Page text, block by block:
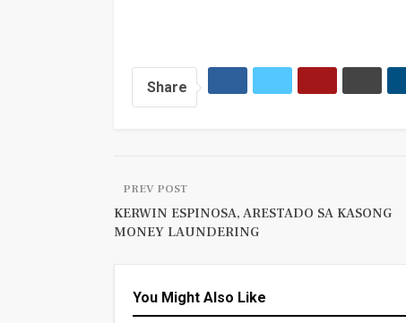
Share
PREV POST
KERWIN ESPINOSA, ARESTADO SA KASONG
MONEY LAUNDERING
You Might Also Like